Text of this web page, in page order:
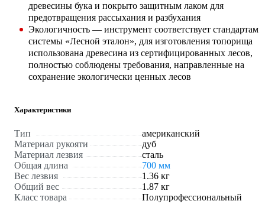
древесины бука и покрыто защитным лаком для
предотвращения рассыхания и разбухания
Экологичность — инструмент соответствует стандартам
системы «Лесной эталон», для изготовления топорища
использована древесина из сертифицированных лесов,
полностью соблюдены требования, направленные на
сохранение экологически ценных лесов
Характеристики
Тип
американский
Материал рукояти
дуб
Материал лезвия
сталь
Общая длина
700 мм
Вес лезвия
1.36 кг
Общий вес
1.87 кг
Класс товара
Полупрофессиональный